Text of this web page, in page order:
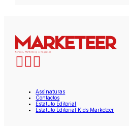
Assinaturas
Contactos
Estatuto Editorial
Estatuto Editorial Kids Marketeer